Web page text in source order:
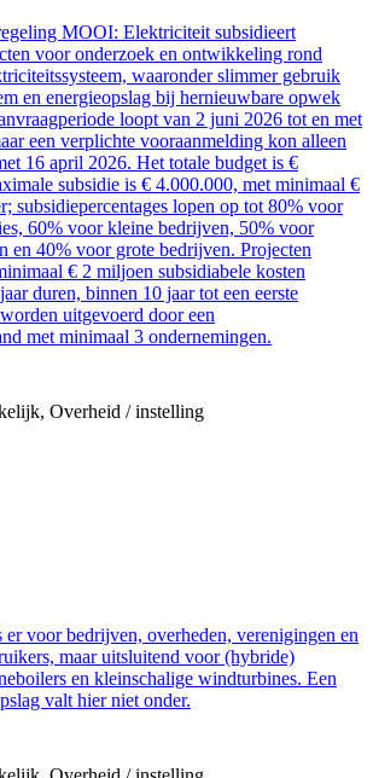
MOOI: Elektriciteit subsidieert
voor onderzoek en ontwikkeling rond
waaronder slimmer gebruik
en energieopslag bij hernieuwbare opwek
loopt van 2 juni 2026 tot en met
een verplichte vooraanmelding kon alleen
16 april 2026. Het totale budget is €
subsidie is € 4.000.000, met minimaal €
subsidiepercentages lopen op tot 80% voor
60% voor kleine bedrijven, 50% voor
en 40% voor grote bedrijven. Projecten
€ 2 miljoen subsidiabele kosten
duren, binnen 10 jaar tot een eerste
uitgevoerd door een
met minimaal 3 ondernemingen.
Overheid / instelling
voor bedrijven, overheden, verenigingen en
maar uitsluitend voor (hybride)
en kleinschalige windturbines. Een
valt hier niet onder.